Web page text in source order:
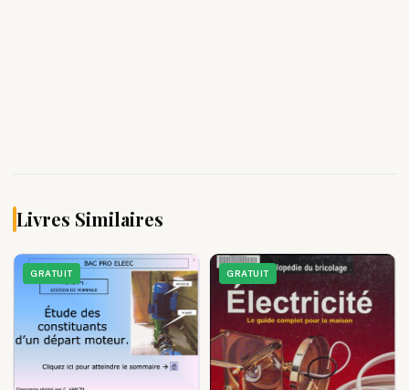
Livres Similaires
GRATUIT GRATUIT